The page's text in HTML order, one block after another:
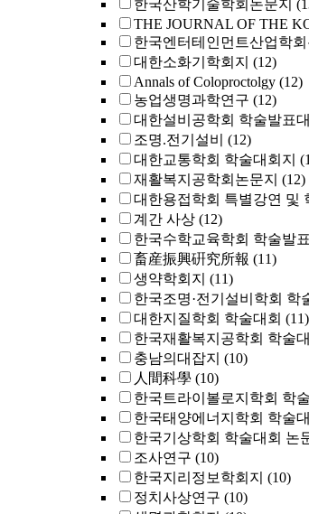
한국산학기술학회논문지
THE JOURNAL OF THE
한국엔터테인먼트산업학회
대한소화기학회지 (12)
Annals of Coloproctolgy (12)
농업생명과학연구 (12)
대한설비공학회 학술발표
조명.전기설비
(12)
대한교통학회 학술대회지
재활복지공학회논문지 (12)
대한용접학회 특별강연 및
계간 사상 (12)
한국수학교육학회 학술발
畜産振興硏究所報 (11)
생약학회지 (11)
한국조명·전기설비학회 학
대한지질학회 학술대회 (11)
한국재활복지공학회 학술
충남의대잡지 (10)
人間科學 (10)
한국트라이볼로지학회 학
한국태양에너지학회 학술
한국기상학회 학술대회 논
조사연구 (10)
한국지리정보학회지 (10)
정치사상연구 (10)